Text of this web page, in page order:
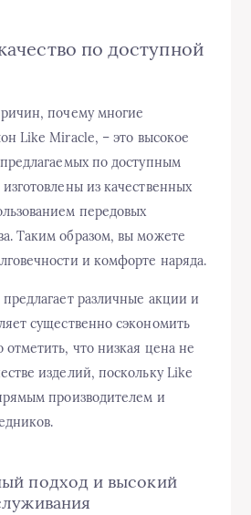
по доступной
почему многие
Like Miracle, – это высокое
предлагаемых по доступным
из качественных
передовых
Таким образом, вы можете
и комфорте наряда.
различные акции и
существенно сэкономить
что низкая цена не
изделий, поскольку Like
производителем и
подход и высокий